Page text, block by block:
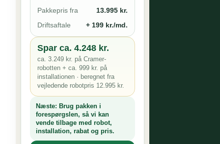
Pakkepris fra
13.995 kr.
Driftsaftale
+ 199 kr./md.
Spar ca. 4.248 kr.
ca. 3.249 kr. på Cramer-
robotten + ca. 999 kr. på
installationen · beregnet fra
vejledende robotpris 12.995 kr.
Næste: Brug pakken i
forespørgslen, så vi kan
vende tilbage med robot,
installation, rabat og pris.